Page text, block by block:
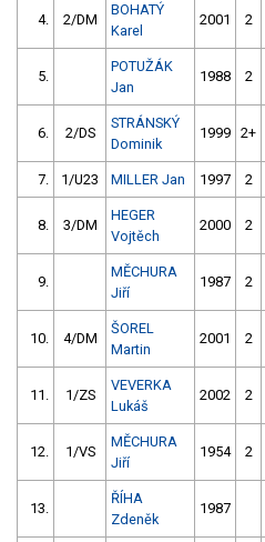
4. 2/DM
BOHATÝ
Karel
2001 2
5.
POTUŽÁK
Jan
1988 2
6. 2/DS
STRÁNSKÝ
Dominik
1999 2+
7. 1/U23 MILLER Jan 1997 2
8. 3/DM
HEGER
Vojtěch
2000 2
9.
MĚCHURA
Jiří
1987 2
10. 4/DM
ŠOREL
Martin
2001 2
11. 1/ZS
VEVERKA
Lukáš
2002 2
12. 1/VS
MĚCHURA
Jiří
1954 2
13.
ŘÍHA
Zdeněk
1987